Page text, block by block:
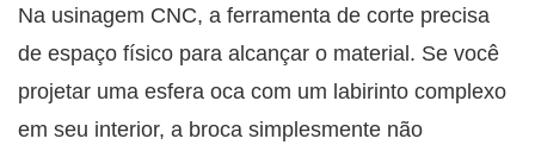
Na usinagem CNC, a ferramenta de corte precisa
de espaço físico para alcançar o material. Se você
projetar uma esfera oca com um labirinto complexo
em seu interior, a broca simplesmente não